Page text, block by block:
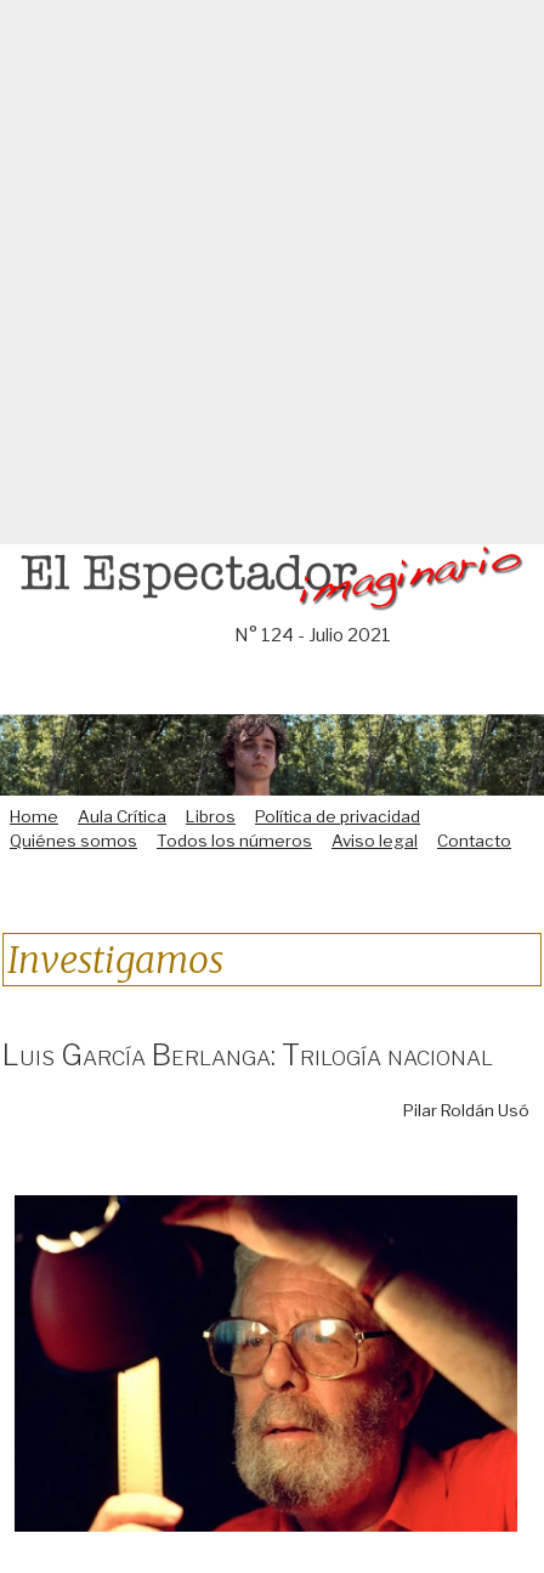
Saltar
N° 124 - Julio 2021
Home Aula Crítica Libros
Política de privacidad
Quiénes somos
Todos los números Aviso legal Contacto
Investigamos
Luis García Berlanga: Trilogía nacional
Pilar Roldán Usó